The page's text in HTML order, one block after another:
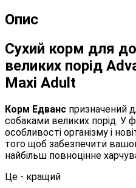
Опис
Сухий корм для
великих порід
Maxi Adult
Корм Едванс призначений
собаками великих порід. У
особливості організму і
того щоб забезпечити
найбільш повноцінне
Це - кращий